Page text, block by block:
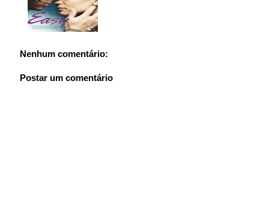
Nenhum comentário:
Postar um comentário